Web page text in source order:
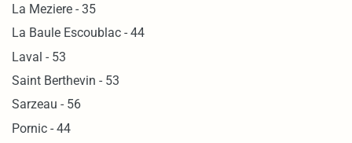
La Meziere - 35
La Baule Escoublac - 44
Laval - 53
Saint Berthevin - 53
Sarzeau - 56
Pornic - 44